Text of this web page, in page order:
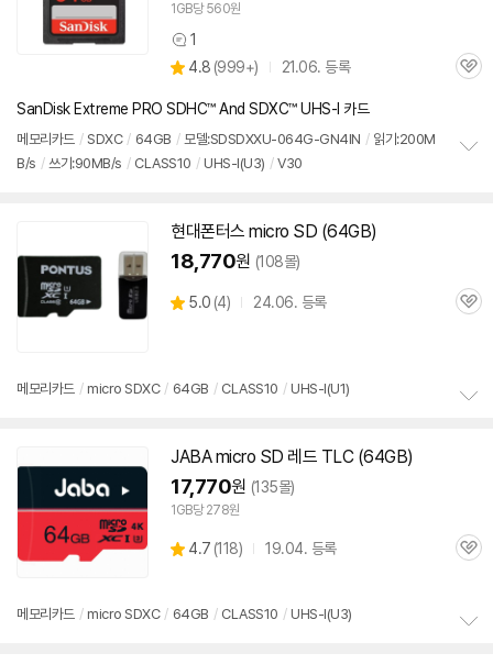
1GB당 560원
상
품
견
1
별
점
4.8 (상
리
뷰
999+) 21.06. 등록
관
SanDisk Extreme PRO SDHC™ And SDXC™ UHS-I 카드
메모리 카드 / SDXC / 64GB / 모델:SDSDXXU-064G-GN4IN / 읽기:200M
B/s / 쓰기:90MB/s / CLASS10 / UHS-I(U3) / V30
현대폰터스 micro SD (64GB)
18,770원 (108몰)
별
5.0 (상
4) 24.06. 등록
관
메모리 카드 / micro SDXC / 64GB / CLASS10 / UHS-I(U1)
JABA micro SD 레드 TLC (64GB)
17,770원 (135몰)
1GB당 278원
별
4.7 (상
뷰
118) 19.04. 등록
관
메모리 카드 / micro SDXC / 64GB / CLASS10 / UHS-I(U3)